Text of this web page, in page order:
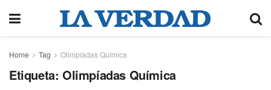
Home Tag Olimpíadas Química
Etiqueta: Olimpíadas Química